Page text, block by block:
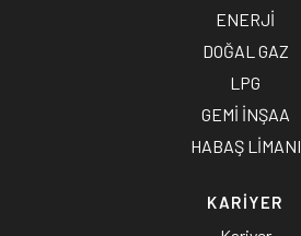
ENERJİ
DOĞAL GAZ
LPG
GEMİ İNŞAA
HABAŞ LİMANI
KARİYER